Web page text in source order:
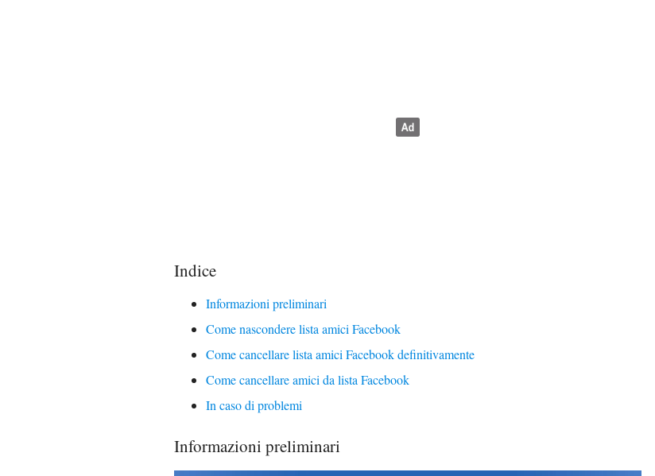
Indice
Informazioni preliminari
Come nascondere lista amici Facebook
Come cancellare lista amici Facebook definitivamente
Come cancellare amici da lista Facebook
In caso di problemi
Informazioni preliminari